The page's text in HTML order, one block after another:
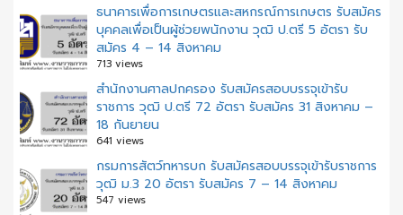
ธนาคารเพื่อการเกษตรและสหกรณ์การเกษตร รับสมัคร
บุคคลเพื่อเป็นผู้ช่วยพนักงาน วุฒิ ป.ตรี 5 อัตรา รับ
สมัคร 4 – 14 สิงหาคม
713 views
สํานักงานศาลปกครอง รับสมัครสอบบรรจุเข้ารับ
ราชการ วุฒิ ป.ตรี 72 อัตรา รับสมัคร 31 สิงหาคม –
18 กันยายน
641 views
กรมการสัตว์ทหารบก รับสมัครสอบบรรจุเข้ารับราชการ
วุฒิ ม.3 20 อัตรา รับสมัคร 7 – 14 สิงหาคม
547 views